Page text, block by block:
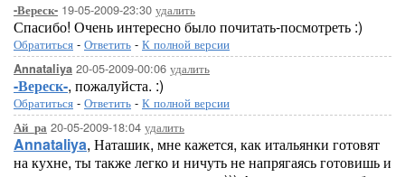
-Вереск- 19-05-2009-23:30 удалить
Спасибо! Очень интересно было почитать-посмотреть :)
Обратиться - Ответить - К полной версии
Annataliya 20-05-2009-00:06 удалить
-Вереск-, пожалуйста. :)
Обратиться - Ответить - К полной версии
Ай_ра 20-05-2009-18:04 удалить
Annataliya, Наташик, мне кажется, как итальянки готовят
на кухне, ты также легко и ничуть не напрягаясь готовишь и